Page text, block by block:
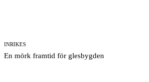
INRIKES
En mörk framtid för glesbygden